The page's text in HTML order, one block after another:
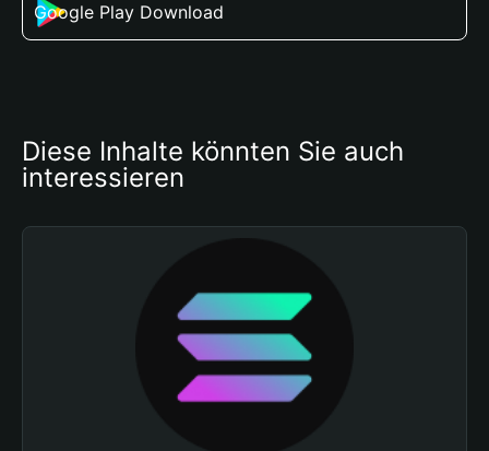
Google Play Download
Diese Inhalte könnten Sie auch
interessieren